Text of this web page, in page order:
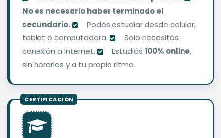
No es necesario haber terminado el
secundario.
Podés estudiar desde celular,
tablet o computadora.
Solo necesitás
conexión a Internet.
Estudiás 100% online,
sin horarios y a tu propio ritmo.